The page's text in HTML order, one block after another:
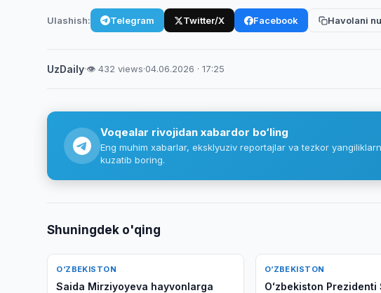
Ulashish: Telegram Twitter/X Facebook Havolani
UzDaily·👁 432 views·04.06.2026 · 17:25
Voqealar rivojidan xabardor bo‘ling
Eng muhim xabarlar, eksklyuziv reportajlar va tezkor
kuzatib boring.
Shuningdek o'qing
O‘ZBEKISTON
Saida Mirziyoyeva hayvonlarga
O‘ZBEKISTON
Oʻzbekiston Prezidenti